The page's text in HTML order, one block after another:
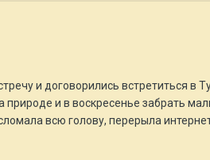
и договорились встретиться в
и в воскресенье забрать
всю голову, перерыла